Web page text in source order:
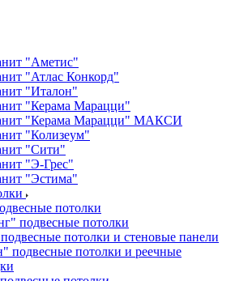
"Аметис"
"Атлас Конкорд"
"Италон"
"Керама Марацци"
"Керама Марацци" МАКСИ
"Колизеум"
"Сити"
"Э-Грес"
"Эстима"
потолки
подвесные потолки
потолки и стеновые панели
подвесные потолки и реечные